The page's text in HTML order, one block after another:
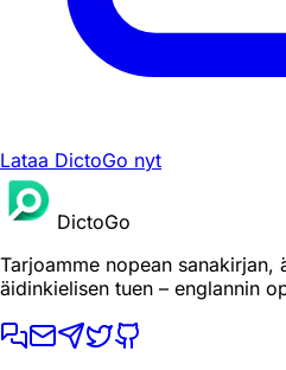
Lataa DictoGo nyt
DictoGo
Tarjoamme nopean sanakirjan,
äidinkielisen tuen – englannin